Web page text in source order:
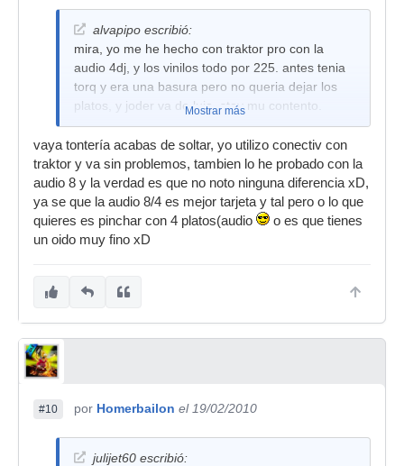
alvapipo escribió:
mira, yo me he hecho con traktor pro con la
audio 4dj, y los vinilos todo por 225. antes tenia
torq y era una basura pero no queria dejar los
platos, y joder va de lujo, stoy mu contento.
Mostrar más
vaya tontería acabas de soltar, yo utilizo conectiv con
traktor y va sin problemos, tambien lo he probado con la
audio 8 y la verdad es que no noto ninguna diferencia xD,
ya se que la audio 8/4 es mejor tarjeta y tal pero o lo que
quieres es pinchar con 4 platos(audio
o es que tienes
un oido muy fino xD
#10 por Homerbailon el 19/02/2010
julijet60 escribió: